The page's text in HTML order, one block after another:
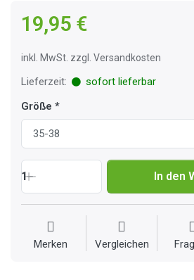
19,95 €
inkl. MwSt. zzgl. Versandkosten
Lieferzeit:
sofort lieferbar
Größe
1 In den
Merken Vergleichen